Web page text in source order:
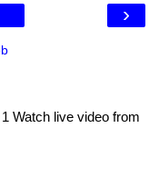
›
Watch live video from